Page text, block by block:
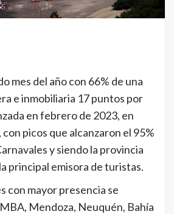
mes del año con 66% de una
e inmobiliaria 17 puntos por
en febrero de 2023, en
picos que alcanzaron el 95%
y siendo la provincia
principal emisora de turistas.
con mayor presencia se
Mendoza, Neuquén, Bahía